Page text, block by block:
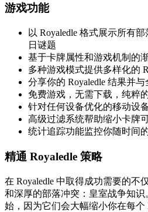
游戏功能
以 Royaledle 格式展示所有
日谜题
基于卡牌属性和游戏机制的
多种游戏模式提供多样化的
分享你的 Royaledle 结果并
免费游戏，无需下载，纯粹
针对任何设备优化的移动设
高级过滤系统帮助缩小卡牌
统计追踪功能监控你随时间
精通 Royaledle 策略
在 Royaledle 中取得成功需要的
和深厚的部落冲突：皇室战争知
始，因为它们会大幅缩小你在每个